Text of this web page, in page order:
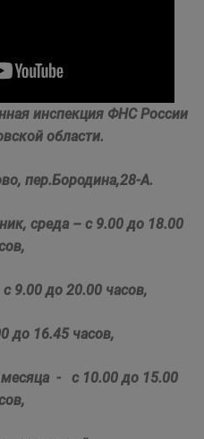
инспекция ФНС России
области.
пер.Бородина,28-А.
среда – с 9.00 до 18.00
9.00 до 20.00 часов,
до 16.45часов,
месяца - с 10.00 до 15.00